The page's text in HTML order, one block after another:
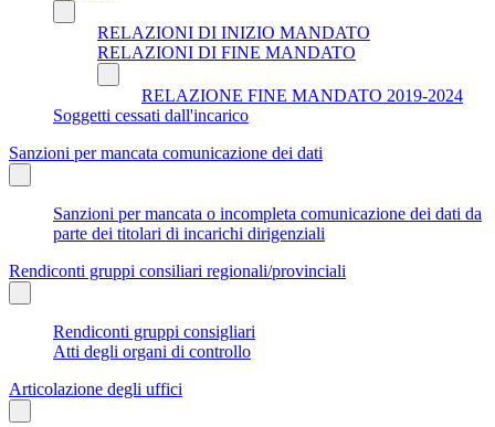
RELAZIONI DI INIZIO MANDATO
RELAZIONI DI FINE MANDATO
RELAZIONE FINE MANDATO 2019-2024
Soggetti cessati dall'incarico
Sanzioni per mancata comunicazione dei dati
Sanzioni per mancata o incompleta comunicazione dei dati da
parte dei titolari di incarichi dirigenziali
Rendiconti gruppi consiliari regionali/provinciali
Rendiconti gruppi consigliari
Atti degli organi di controllo
Articolazione degli uffici